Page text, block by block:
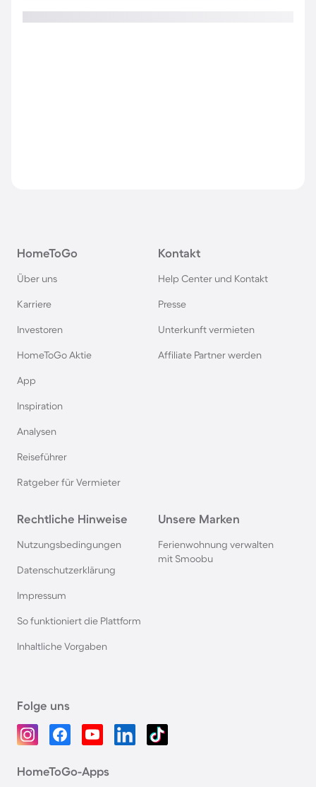
HomeToGo
Über uns
Karriere
Investoren
HomeToGo Aktie
App
Inspiration
Analysen
Reiseführer
Ratgeber für Vermieter
Kontakt
Help Center und Kontakt
Presse
Unterkunft vermieten
Affiliate Partner werden
Rechtliche Hinweise
Nutzungsbedingungen
Datenschutzerklärung
Impressum
So funktioniert die Plattform
Inhaltliche Vorgaben
Unsere Marken
Ferienwohnung verwalten
mit Smoobu
Folge uns
HomeToGo-Apps